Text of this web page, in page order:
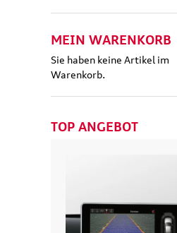
MEIN WARENKORB
Sie haben keine Artikel im
Warenkorb.
TOP ANGEBOT